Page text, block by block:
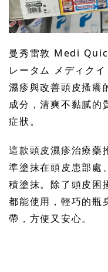
曼秀雷敦 Medi
レータム メディク
濕疹與改善頭皮搔癢
成分，清爽不黏膩的
症狀。
這款頭皮濕疹治療藥
準塗抹在頭皮患部處
積塗抹。除了頭皮困
都能使用，輕巧的瓶
帶，方便又安心。